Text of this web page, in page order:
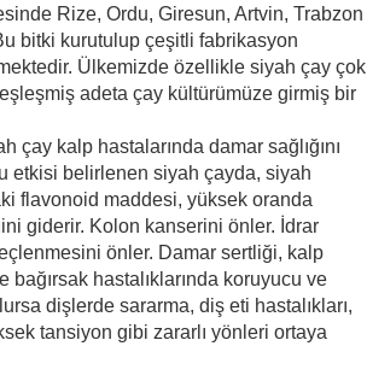
Gibi,
Rize, Ordu, Giresun, Artvin, Trabzon
bitki kurutulup çeşitli fabrikasyon
Ülkemizde özellikle siyah çay çok
adeta çay kültürümüze girmiş bir
çay kalp hastalarında damar sağlığını
etkisi belirlenen siyah çayda, siyah
flavonoid maddesi, yüksek oranda
giderir. Kolon kanserini önler. İdrar
önler. Damar sertliği, kalp
hastalıklarında koruyucu ve
dişlerde sararma, diş eti hastalıkları,
tansiyon gibi zararlı yönleri ortaya